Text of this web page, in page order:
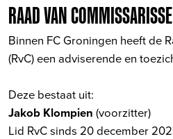
RAAD VAN
Binnen FC Groningen heeft de
(RvC) een adviserende en
Deze bestaat uit:
Jakob Klompien (voorzitter)
Lid RvC sinds 20 december